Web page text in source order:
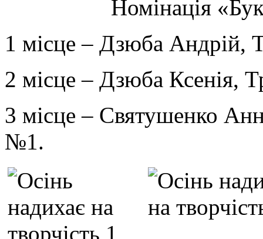
Номінація
1 місце – Дзюба Андрій,
2 місце – Дзюба Ксенія,
3 місце – Святушенко
№1.